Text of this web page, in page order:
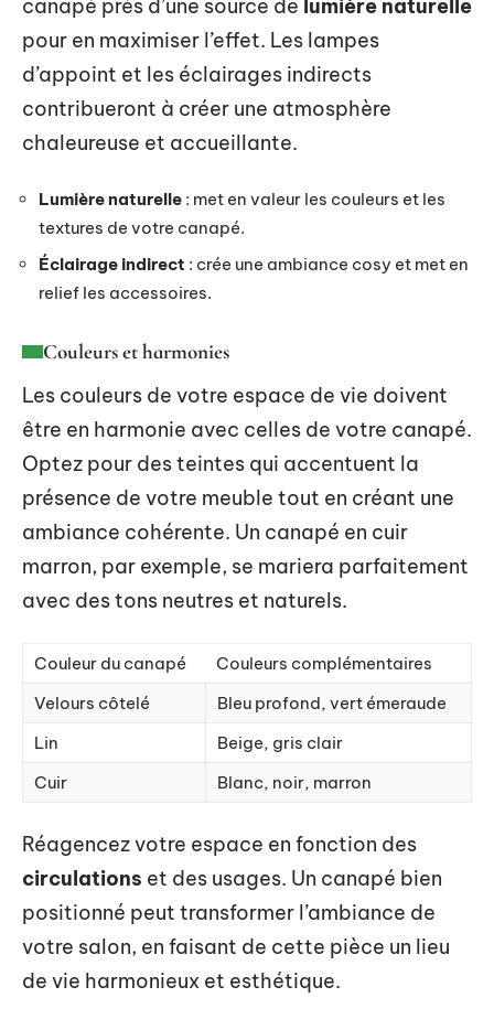
canapé près d’une source de lumière naturelle
pour en maximiser l’effet. Les lampes
d’appoint et les éclairages indirects
contribueront à créer une atmosphère
chaleureuse et accueillante.
Lumière naturelle : met en valeur les couleurs et les
textures de votre canapé.
Éclairage indirect : crée une ambiance cosy et met en
relief les accessoires.
Couleurs et harmonies
Les couleurs de votre espace de vie doivent
être en harmonie avec celles de votre canapé.
Optez pour des teintes qui accentuent la
présence de votre meuble tout en créant une
ambiance cohérente. Un canapé en cuir
marron, par exemple, se mariera parfaitement
avec des tons neutres et naturels.
Couleur du canapé
Couleurs complémentaires
Velours côtelé
Bleu profond, vert émeraude
Lin
Beige, gris clair
Cuir
Blanc, noir, marron
Réagencez votre espace en fonction des
circulations et des usages. Un canapé bien
positionné peut transformer l’ambiance de
votre salon, en faisant de cette pièce un lieu
de vie harmonieux et esthétique.